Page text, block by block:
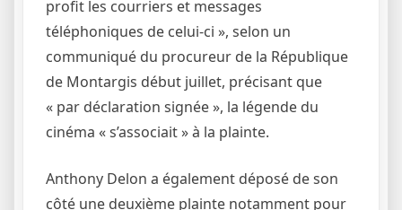
profit les courriers et messages
téléphoniques de celui-ci », selon un
communiqué du procureur de la République
de Montargis début juillet, précisant que
« par déclaration signée », la légende du
cinéma « s’associait » à la plainte.
Anthony Delon a également déposé de son
côté une deuxième plainte notamment pour